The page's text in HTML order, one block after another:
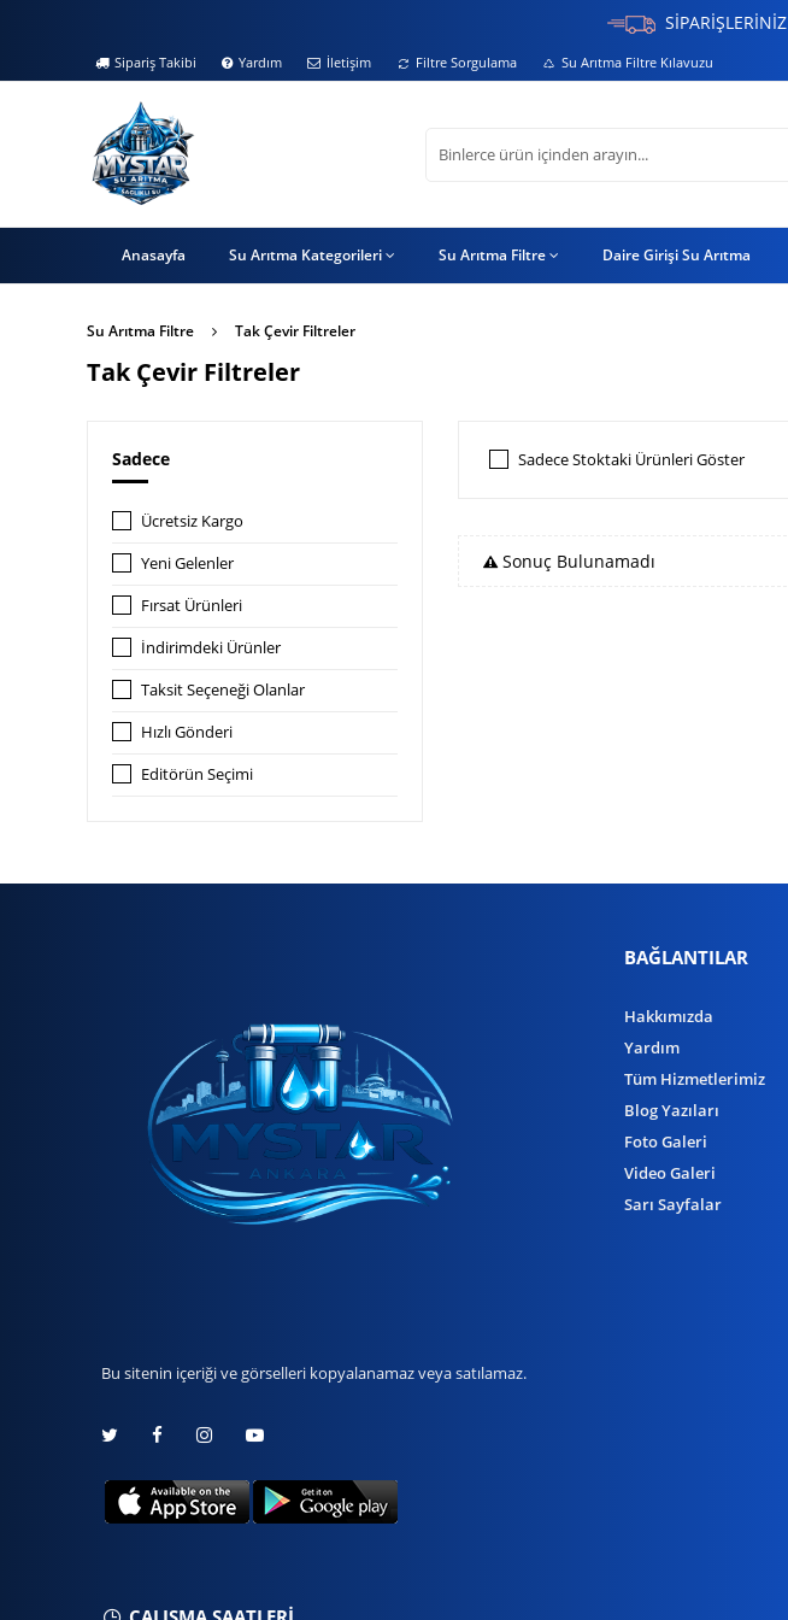
SİPARİŞLERİNİZ
Sipariş Takibi Yardım İletişim Filtre Sorgulama Su Arıtma Filtre Kılavuzu
Anasayfa Su Arıtma Kategorileri Su Arıtma Filtre Daire Girişi Su Arıtma
Su Arıtma Filtre Tak Çevir Filtreler
Tak Çevir Filtreler
Sadece
Ücretsiz Kargo
Yeni Gelenler
Fırsat Ürünleri
İndirimdeki Ürünler
Taksit Seçeneği Olanlar
Hızlı Gönderi
Editörün Seçimi
Sadece Stoktaki Ürünleri Göster
Sonuç Bulunamadı
Bu sitenin içeriği ve görselleri kopyalanamaz veya satılamaz.
BAĞLANTILAR
Hakkımızda
Yardım
Tüm Hizmetlerimiz
Blog Yazıları
Foto Galeri
Video Galeri
Sarı Sayfalar